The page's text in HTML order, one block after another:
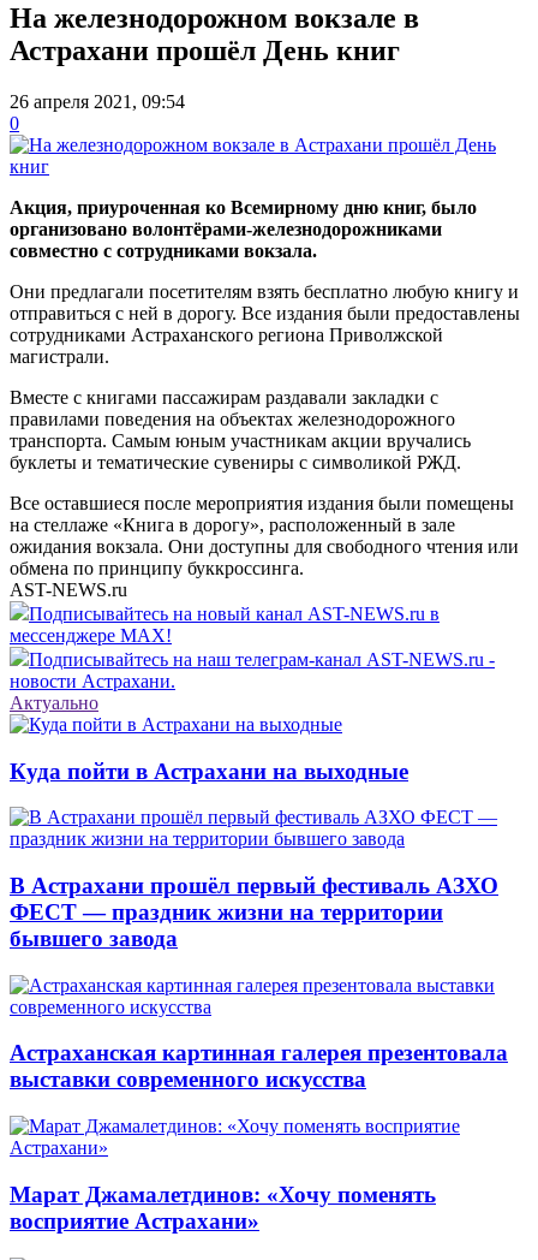
На железнодорожном вокзале в
Астрахани прошёл День книг
26 апреля 2021, 09:54
0
Акция, приуроченная ко Всемирному дню книг, было
организовано волонтёрами-железнодорожниками
совместно с сотрудниками вокзала.
Они предлагали посетителям взять бесплатно любую книгу и
отправиться с ней в дорогу. Все издания были предоставлены
сотрудниками Астраханского региона Приволжской
магистрали.
Вместе с книгами пассажирам раздавали закладки с
правилами поведения на объектах железнодорожного
транспорта. Самым юным участникам акции вручались
буклеты и тематические сувениры с символикой РЖД.
Все оставшиеся после мероприятия издания были помещены
на стеллаже «Книга в дорогу», расположенный в зале
ожидания вокзала. Они доступны для свободного чтения или
обмена по принципу буккроссинга.
AST-NEWS.ru
Подписывайтесь на новый канал AST-NEWS.ru в
мессенджере MAX!
Подписывайтесь на наш телеграм-канал AST-NEWS.ru -
новости Астрахани.
Актуально
Куда пойти в Астрахани на выходные
В Астрахани прошёл первый фестиваль АЗХО
ФЕСТ — праздник жизни на территории
бывшего завода
Астраханская картинная галерея презентовала
выставки современного искусства
Марат Джамалетдинов: «Хочу поменять
восприятие Астрахани»